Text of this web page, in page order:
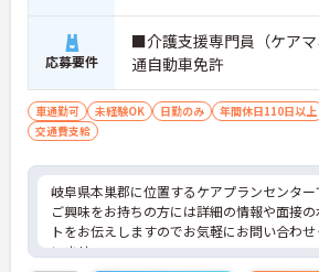
応募要件
■介護支援専門員（ケア
通自動車免許
車通勤可 未経験OK 日勤のみ 年間休日110日以上
交通費支給
岐阜県本巣郡に位置するケアプランセンター
ご興味をお持ちの方には詳細の情報や面接の
トをお伝えしますのでお気軽にお問い合わせ
いませ。